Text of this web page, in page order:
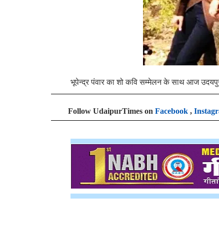
भूपेन्द्र पंवार का शो कवि सम्मेलन के साथ आज
Follow UdaipurTimes on Facebook ,